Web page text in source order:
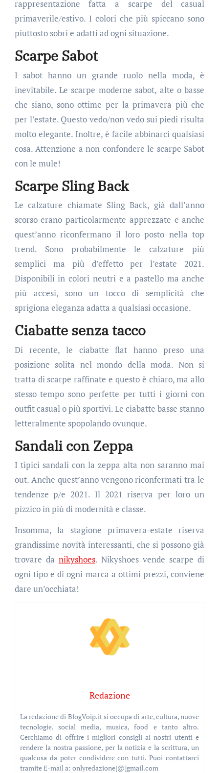
rappresentazione fatta a scarpe del casual
primaverile/estivo. I colori che più spiccano sono
piuttosto sobri e adatti ad ogni situazione.
Scarpe Sabot
I sabot hanno un grande ruolo nella moda, è
inevitabile. Le scarpe moderne sabot, alte o basse
che siano, sono ottime per la primavera più che
per l’estate. Questo vedo/non vedo sui piedi risulta
molto elegante. Inoltre, è facile abbinarci qualsiasi
cosa. Attenzione a non confondere le scarpe Sabot
con le mule!
Scarpe Sling Back
Le calzature chiamate Sling Back, già dall’anno
scorso erano particolarmente apprezzate e anche
quest’anno riconfermano il loro posto nella top
trend. Sono probabilmente le calzature più
semplici ma più d’effetto per l’estate 2021.
Disponibili in colori neutri e a pastello ma anche
più accesi, sono un tocco di semplicità che
sprigiona eleganza adatta a qualsiasi occasione.
Ciabatte senza tacco
Di recente, le ciabatte flat hanno preso una
posizione solita nel mondo della moda. Non si
tratta di scarpe raffinate e questo è chiaro, ma allo
stesso tempo sono perfette per tutti i giorni con
outfit casual o più sportivi. Le ciabatte basse stanno
letteralmente spopolando ovunque.
Sandali con Zeppa
I tipici sandali con la zeppa alta non saranno mai
out. Anche quest’anno vengono riconfermati tra le
tendenze p/e 2021. Il 2021 riserva per loro un
pizzico in più di modernità e classe.
Insomma, la stagione primavera-estate riserva
grandissime novità interessanti, che si possono già
trovare da nikyshoes. Nikyshoes vende scarpe di
ogni tipo e di ogni marca a ottimi prezzi, conviene
dare un’occhiata!
Redazione
La redazione di BlogVoip.it si occupa di arte, cultura, nuove
tecnologie, social media, musica, food e tanto altro.
Cerchiamo di offrire i migliori consigli ai nostri utenti e
rendere la nostra passione, per la notizia e la scrittura, un
qualcosa da poter condividere con tutti. Puoi contattarci
tramite E-mail a: onlyredazione[@]gmail.com